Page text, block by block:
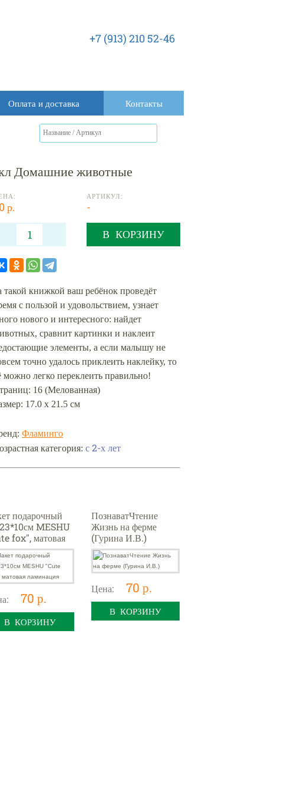
+7 (913) 210 52-46
Оплата и доставка Контакты
Домашние животные
р.
АРТИКУЛ:
-
В КОРЗИНУ
такой книжкой ваш ребёнок проведёт
с пользой и удовольствием, узнает
нового и интересного: найдет
сравнит картинки и наклеит
элементы, а если малышу не
точно удалось приклеить наклейку, то
можно легко переклеить правильно!
16 (Мелованная)
17.0 х 21.5 см
Фламинго
категория: с 2-х лет
подарочный
MESHU
fox", матовая
70 р.
В КОРЗИНУ
ПознаватЧтение
Жизнь на ферме
(Гурина И.В.)
Цена: 70 р.
В КОРЗИНУ